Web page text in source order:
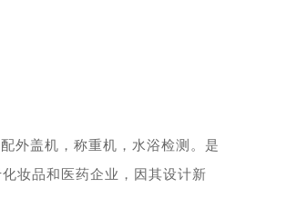
外盖机，称重机，水浴检测。是
妆品和医药企业，因其设计新